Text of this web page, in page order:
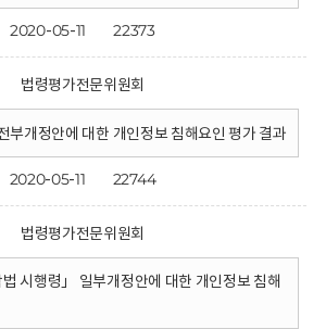
2020-05-11 22373
법령평가전문위원회
부개정안에 대한 개인정보 침해요인 평가 결과
2020-05-11 22744
법령평가전문위원회
법 시행령」 일부개정안에 대한 개인정보 침해